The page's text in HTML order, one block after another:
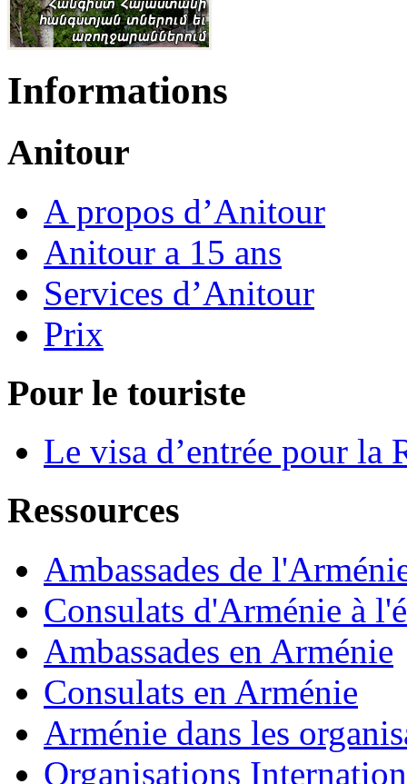
Informations
Anitour
A propos d’Anitour
Anitour a 15 ans
Services d’Anitour
Prix
Pour le touriste
Le visa d’entrée pour la
Ressources
Ambassades de
Consulats d'Arménie à
Ambassades en Arménie
Consulats en Arménie
Arménie dans les
Organisations